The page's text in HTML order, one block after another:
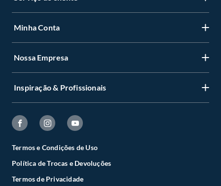
Minha Conta
Nossa Empresa
Inspiração & Profissionais
Termos e Condições de Uso
Política de Trocas e Devoluções
Termos de Privacidade